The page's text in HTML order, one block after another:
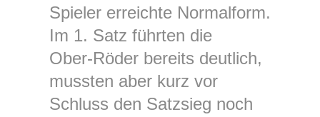
Spieler erreichte Normalform.
Im 1. Satz führten die
Ober‑Röder bereits deutlich,
mussten aber kurz vor
Schluss den Satzsieg noch